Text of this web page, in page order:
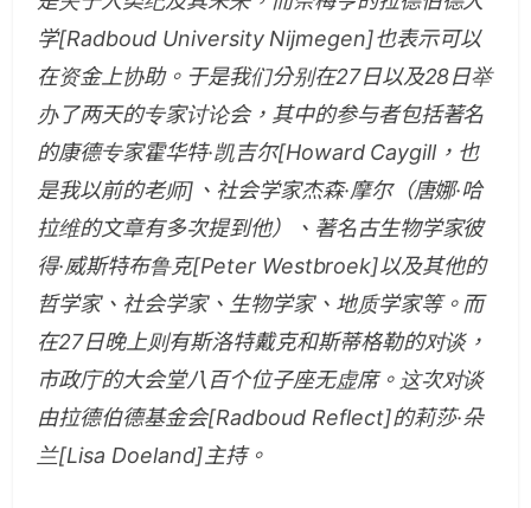
学[Radboud University Nijmegen]也表示可以
在资金上协助。于是我们分别在27日以及28日举
办了两天的专家讨论会，其中的参与者包括著名
的康德专家霍华特·凯吉尔[Howard Caygill，也
是我以前的老师]、社会学家杰森·摩尔（唐娜·哈
拉维的文章有多次提到他）、著名古生物学家彼
得·威斯特布鲁克[Peter Westbroek]以及其他的
哲学家、社会学家、生物学家、地质学家等。而
在27日晚上则有斯洛特戴克和斯蒂格勒的对谈，
市政庁的大会堂八百个位子座无虚席。这次对谈
由拉德伯德基金会[Radboud Reflect]的莉莎·朵
兰[Lisa Doeland]主持。